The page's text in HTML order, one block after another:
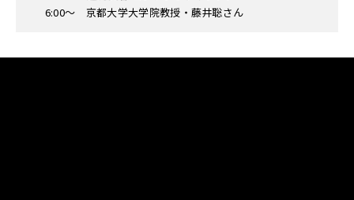
6:00〜 京都大学大学院教授・藤井聡さん